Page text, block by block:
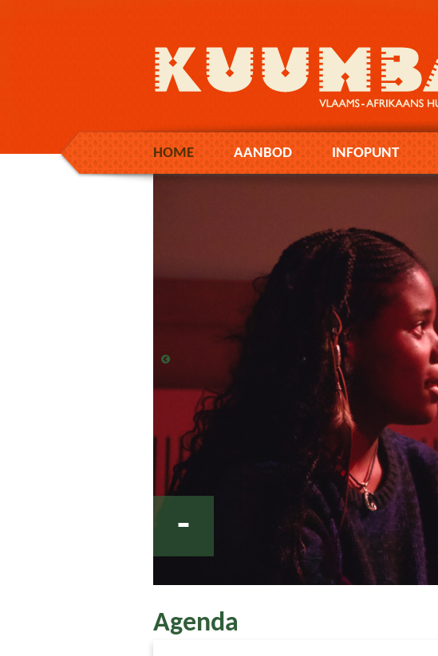
HOME AANBOD INFOPUNT
-
Agenda